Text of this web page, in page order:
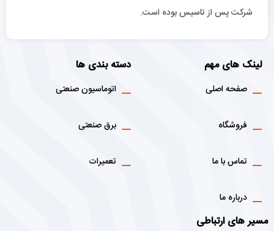
شركت پس از تاسيس بوده است.
لینک های مهم
صفحه اصلی
فروشگاه
تماس با ما
درباره ما
دسته بندی ها
اتوماسیون صنعتی
برق صنعتی
تعمیرات
مسیر های ارتباطی